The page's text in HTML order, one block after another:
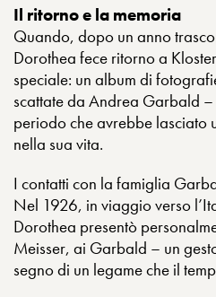
Il ritorno e la memoria
Quando, dopo un anno
Dorothea fece ritorno a
speciale: un album di
scattate da Andrea Garbald
periodo che avrebbe lasciato
nella sua vita.
I contatti con la famiglia
Nel 1926, in viaggio verso
Dorothea presentò
Meisser, ai Garbald – un
segno di un legame che il